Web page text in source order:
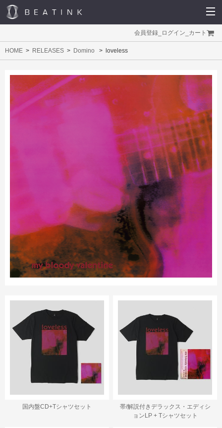
会員登録 ログイン カート
HOME RELEASES Domino loveless
国内盤CD+Tシャツセット
帯/解説付きデラックス・エディシ
ョンLP + Tシャツセット